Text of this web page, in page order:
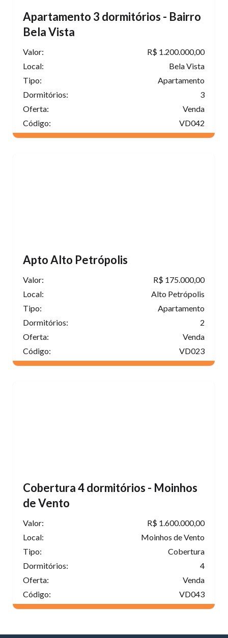
Apartamento 3 dormitórios - Bairro
Bela Vista
Tipo: Apartamento
Oferta: Venda
Valor: R$ 1.200.000,00
Dormitórios: 3
Local: Bela Vista
Código: VD042
Apto Alto Petrópolis
Tipo: Apartamento
Oferta: Venda
Valor: R$ 175.000,00
Dormitórios: 2
Local: Alto Petrópolis
Código: VD023
Cobertura 4 dormitórios - Moinhos
de Vento
Tipo: Cobertura
Oferta: Venda
Valor: R$ 1.600.000,00
Dormitórios: 4
Local: Moinhos de Vento
Código: VD043